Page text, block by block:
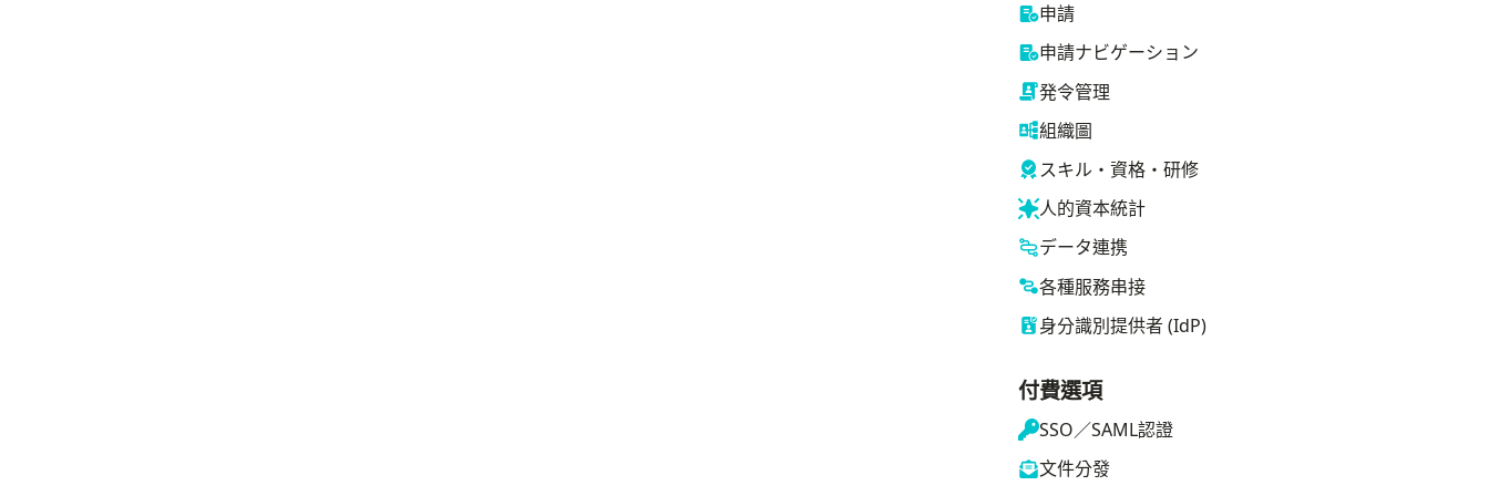
申請
申請ナビゲーション
発令管理
組織圖
スキル・資格・研修
人的資本統計
データ連携
各種服務串接
身分識別提供者 (IdP)
付費選項
SSO／SAML認證
文件分發